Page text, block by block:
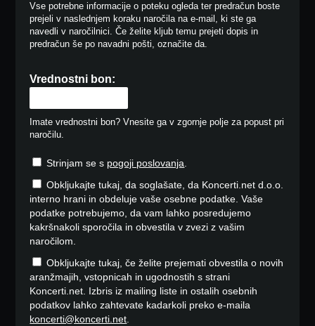
Vse potrebne informacije o poteku ogleda ter predračun boste
prejeli v naslednjem koraku naročila na e-mail, ki ste ga
navedli v naročilnici. Če želite kljub temu prejeti dopis in
predračun še po navadni pošti, označite da.
Vrednostni bon:
Imate vrednostni bon? Vnesite ga v zgornje polje za popust pri
naročilu.
Strinjam se s pogoji poslovanja.
Obkljukajte tukaj, da soglašate, da Koncerti.net d.o.o.
interno hrani in obdeluje vaše osebne podatke. Vaše
podatke potrebujemo, da vam lahko posredujemo
kakršnakoli sporočila in obvestila v zvezi z vašim
naročilom.
Obkljukajte tukaj, če želite prejemati obvestila o novih
aranžmajih, vstopnicah in ugodnostih s strani
Koncerti.net. Izbris iz mailing liste in ostalih osebnih
podatkov lahko zahtevate kadarkoli preko e-maila
koncerti@koncerti.net.